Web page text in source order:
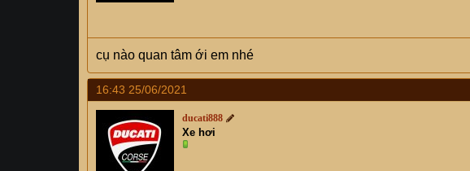
cụ nào quan tâm ới em nhé
16:43 25/06/2021
ducati888
Xe hơi